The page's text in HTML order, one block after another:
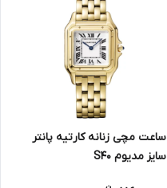
ساعت مچی زنانه کارتیه پانتر
سایز مدیوم S40